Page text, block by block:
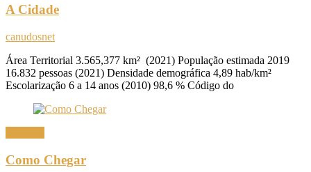
A Cidade
canudosnet
Área Territorial 3.565,377 km² (2021) População estimada 2019
16.832 pessoas (2021) Densidade demográfica 4,89 hab/km²
Escolarização 6 a 14 anos (2010) 98,6 % Código do
Como Chegar